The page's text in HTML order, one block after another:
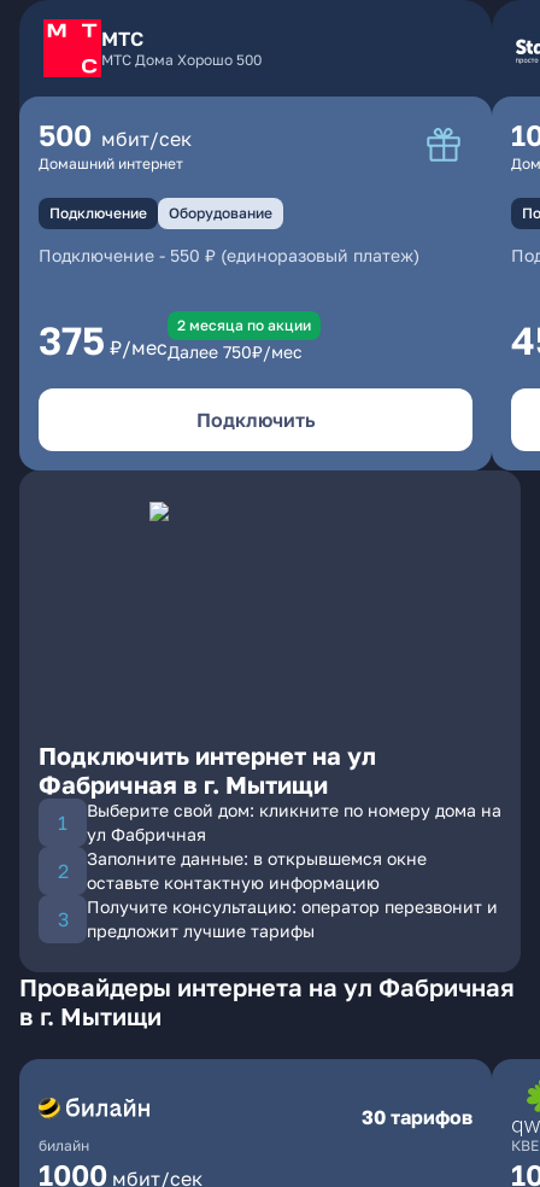
МТС
МТС Дома Хорошо 500
500 мбит/сек
Домашний интернет
Подключение Оборудование
Подключение - 550 ₽ (единоразовый платеж)
375 ₽/мес
2 месяцa по акции
Далее 750₽/мес
Подключить
Подключить интернет на ул
Фабричная в г. Мытищи
Выберите свой дом: кликните по номеру дома на
ул Фабричная
Заполните данные: в открывшемся окне
оставьте контактную информацию
Получите консультацию: оператор перезвонит и
предложит лучшие тарифы
Провайдеры интернета на ул Фабричная
в г. Мытищи
билайн
30 тарифов
1000 мбит/сек